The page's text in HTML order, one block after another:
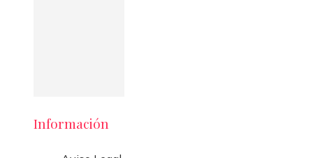
Información